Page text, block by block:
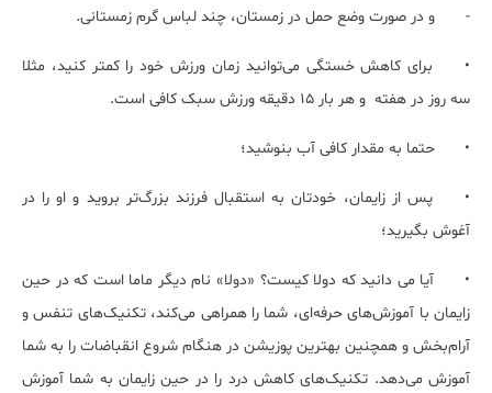
- و در صورت وضع حمل در زمستان، چند لباس گرم زمستانی.
•
برای کاهش خستگی می‌توانید زمان ورزش خود را کمتر کنید، مثلا
سه روز در هفته و هر بار 15 دقیقه ورزش سبک کافی است.
• حتما به مقدار کافی آب بنوشید؛
•
پس از زایمان، خودتان به استقبال فرزند بزرگ‌تر بروید و او را در
آغوش بگیرید؛
•
آیا می دانید که دولا کیست؟ «دولا» نام دیگر ماما است که در حین
زایمان با آموزش‌های حرفه‌ای، شما را همراهی می‌کند، تکنیک‌های تنفس و
آرام‌بخش و همچنین بهترین پوزیشن در هنگام شروع انقباضات را به شما
آموزش می‌دهد. تکنیک‌های کاهش درد را در حین زایمان به شما آموزش